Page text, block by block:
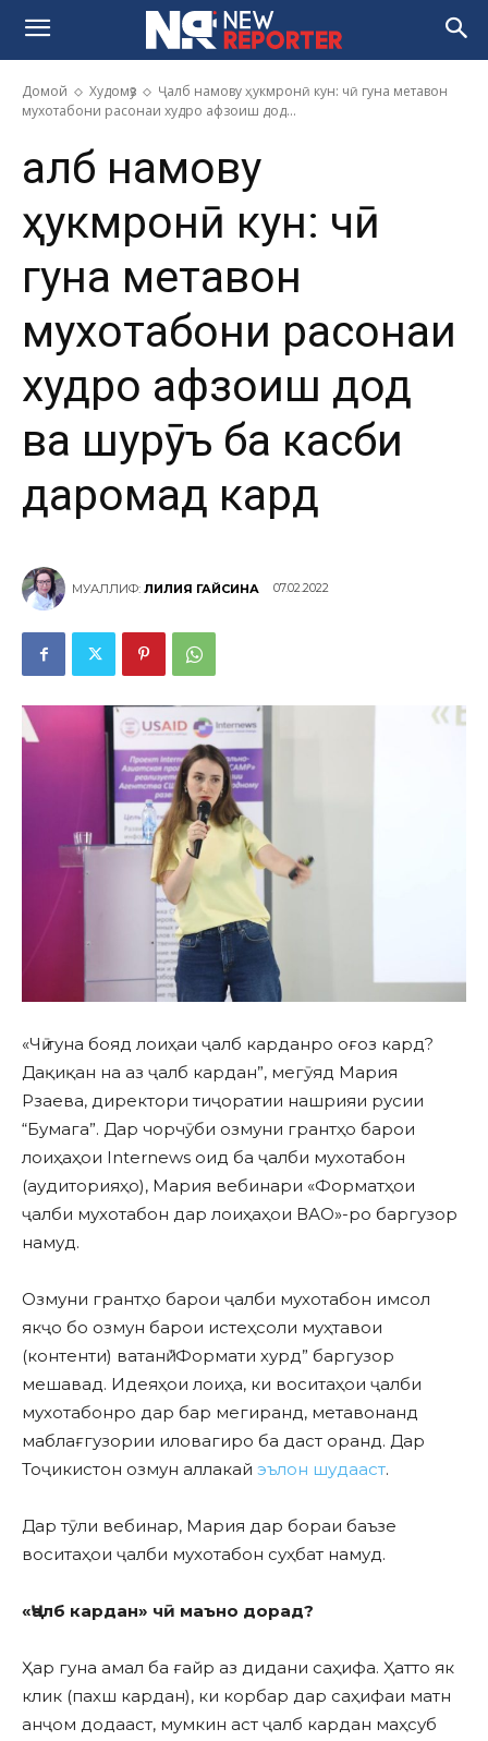
Домой Худомӯз
Ҷалб намову ҳукмронӣ кун: чӣ гуна метавон
мухотабони расонаи худро афзоиш дод...
Ҷалб намову
ҳукмронӣ кун: чӣ
гуна метавон
мухотабони расонаи
худро афзоиш дод
ва шурӯъ ба касби
даромад кард
МУАЛЛИФ: ЛИЛИЯ ГАЙСИНА 07.02.2022
«Чӣ гуна бояд лоиҳаи ҷалб карданро оғоз кард?
Дақиқан на аз ҷалб кардан”, мегӯяд Мария
Рзаева, директори тиҷоратии нашрияи русии
“Бумага”. Дар чорчӯби озмуни грантҳо барои
лоиҳаҳои Internews оид ба ҷалби мухотабон
(аудиторияҳо), Мария вебинари «Форматҳои
ҷалби мухотабон дар лоиҳаҳои ВАО»-ро баргузор
намуд.
Озмуни грантҳо барои ҷалби мухотабон имсол
якҷо бо озмун барои истеҳсоли муҳтавои
(контенти) ватанӣ “Формати хурд” баргузор
мешавад. Идеяҳои лоиҳа, ки воситаҳои ҷалби
мухотабонро дар бар мегиранд, метавонанд
маблағгузории иловагиро ба даст оранд. Дар
Тоҷикистон озмун аллакай эълон шудааст.
Дар тӯли вебинар, Мария дар бораи баъзе
воситаҳои ҷалби мухотабон суҳбат намуд.
«Ҷалб кардан» чӣ маъно дорад?
Ҳар гуна амал ба ғайр аз дидани саҳифа. Ҳатто як
клик (пахш кардан), ки корбар дар саҳифаи матн
анҷом додааст, мумкин аст ҷалб кардан маҳсуб